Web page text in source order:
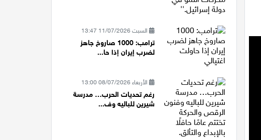
السبت 11/07/2026 13:47
ترامب: 1000 صاروخ جاهز
لضرب إيران إذا حا...
الأربعاء 08/07/2026 13:00
رغم تحديات الحرب… مدرسة
شيرين للباليه وف...